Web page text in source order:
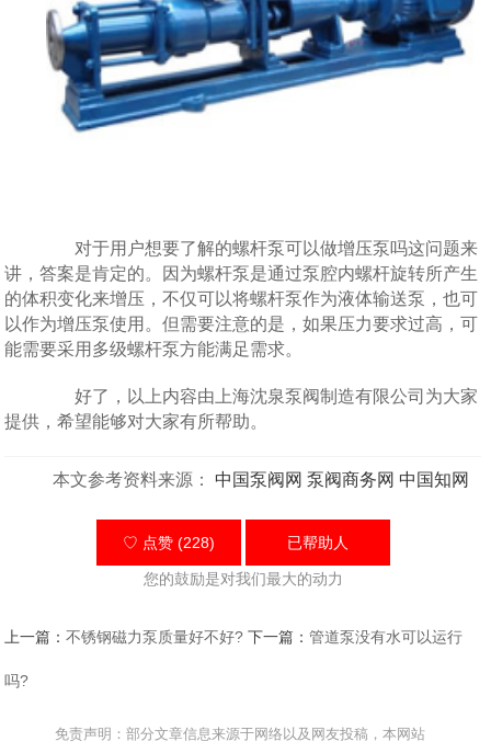
对于用户想要了解的螺杆泵可以做增压泵吗这问题来
讲，答案是肯定的。因为螺杆泵是通过泵腔内螺杆旋转所产生
的体积变化来增压，不仅可以将螺杆泵作为液体输送泵，也可
以作为增压泵使用。但需要注意的是，如果压力要求过高，可
能需要采用多级螺杆泵方能满足需求。
好了，以上内容由上海沈泉泵阀制造有限公司为大家
提供，希望能够对大家有所帮助。
本文参考资料来源： 中国泵阀网 泵阀商务网 中国知网
♡ 点赞 (228) 已帮助人
您的鼓励是对我们最大的动力
上一篇：不锈钢磁力泵质量好不好? 下一篇：管道泵没有水可以运行
吗?
免责声明：部分文章信息来源于网络以及网友投稿，本网站